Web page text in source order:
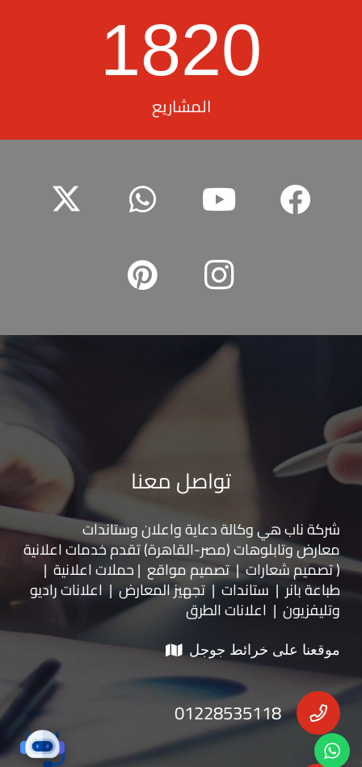
1820
المشاريع
تواصل معنا
شركة ناب هي وكالة دعاية واعلان وستاندات
معارضوتابلوهات(مصر-القاهرة) تقدم خدمات اعلانية
( تصميم شعارات | تصميم مواقع | حملات اعلانية |
طباعة بانر | ستاندات | تجهيز المعارض | اعلانات راديو
وتليفزيون | اعلانات الطرق
موقعنا على خرائط جوجل
01228535118